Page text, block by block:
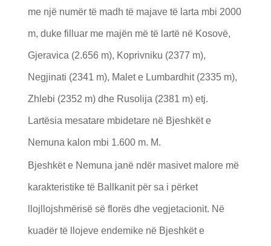
me një numër të madh të majave të larta mbi 2000
m, duke filluar me majën më të lartë në Kosovë,
Gjeravica (2.656 m), Koprivniku (2377 m),
Negjinati (2341 m), Malet e Lumbardhit (2335 m),
Zhlebi (2352 m) dhe Rusolija (2381 m) etj.
Lartësia mesatare mbidetare në Bjeshkët e
Nemuna kalon mbi 1.600 m. M.
Bjeshkët e Nemuna janë ndër masivet malore më
karakteristike të Ballkanit për sa i përket
llojllojshmërisë së florës dhe vegjetacionit. Në
kuadër të llojeve endemike në Bjeshkët e